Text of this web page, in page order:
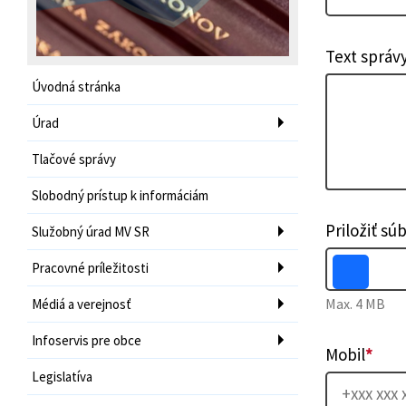
Úvodná stránka
Úrad
Tlačové správy
Slobodný prístup k informáciám
Služobný úrad MV SR
Pracovné príležitosti
Médiá a verejnosť
Infoservis pre obce
Legislatíva
Text
Priložiť
Max. 4 MB
Mobil*